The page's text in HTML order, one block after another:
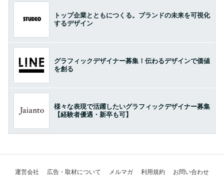
トップ企業とともにつくる。ブランドの未来を可視化
するデザイン
グラフィックデザイナー募集！伝わるデザインで価値
を創る
様々な表現で活躍したいグラフィックデザイナー募集
【経験者優遇・新卒も可】
運営会社 広告・取材について メルマガ 利用規約 お問い合わせ